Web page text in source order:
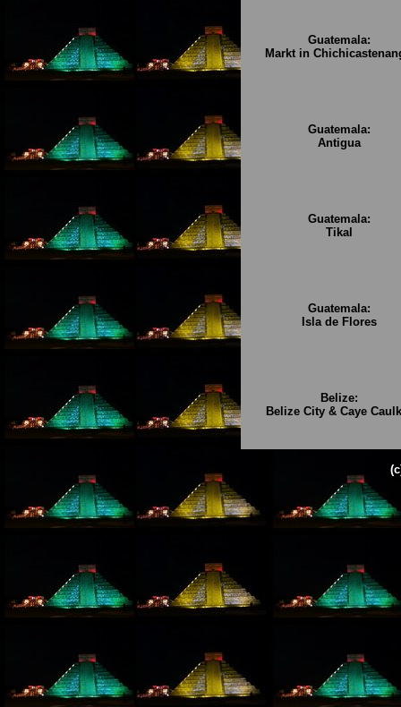
Guatemala:
Markt in
Guatemala:
Antigua
Guatemala:
Tikal
Guatemala:
Isla de Flores
Belize:
Belize City & Caye